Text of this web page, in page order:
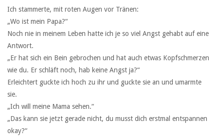
Ich stammerte, mit roten Augen vor Tränen:
„Wo ist mein Papa?“
Noch nie in meinem Leben hatte ich je so viel Angst gehabt auf eine
Antwort.
„Er hat sich ein Bein gebrochen und hat auch etwas Kopfschmerzen
wie du. Er schläft noch, hab keine Angst ja?“
Erleichtert guckte ich hoch zu ihr und guckte sie an und umarmte
sie.
„Ich will meine Mama sehen.“
„Das kann sie jetzt gerade nicht, du musst dich erstmal entspannen
okay?“